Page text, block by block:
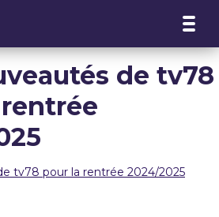
de tv78
tv78 pour la rentrée 2024/2025
cookies